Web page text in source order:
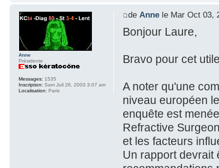
de Annele Mar Oct 03,
Bonjour Laure,
Bravo pour cet
A noter qu'une
niveau européen
enquête est
Refractive
et les facteurs
Un rapport devrait
Anne
Présidente
Messages: 1535
Inscription: Sam Juil 26, 2003 3:07 am
Localisation: Paris